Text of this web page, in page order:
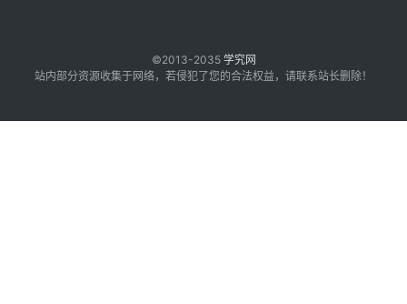
©2013-2035 学究网
站内部分资源收集于网络，若侵犯了您的合法权益，请联系站长删除！